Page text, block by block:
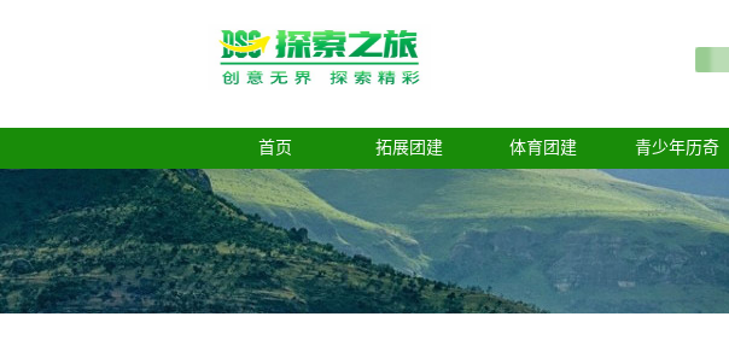
首页 拓展团建 体育团建 青少年历奇